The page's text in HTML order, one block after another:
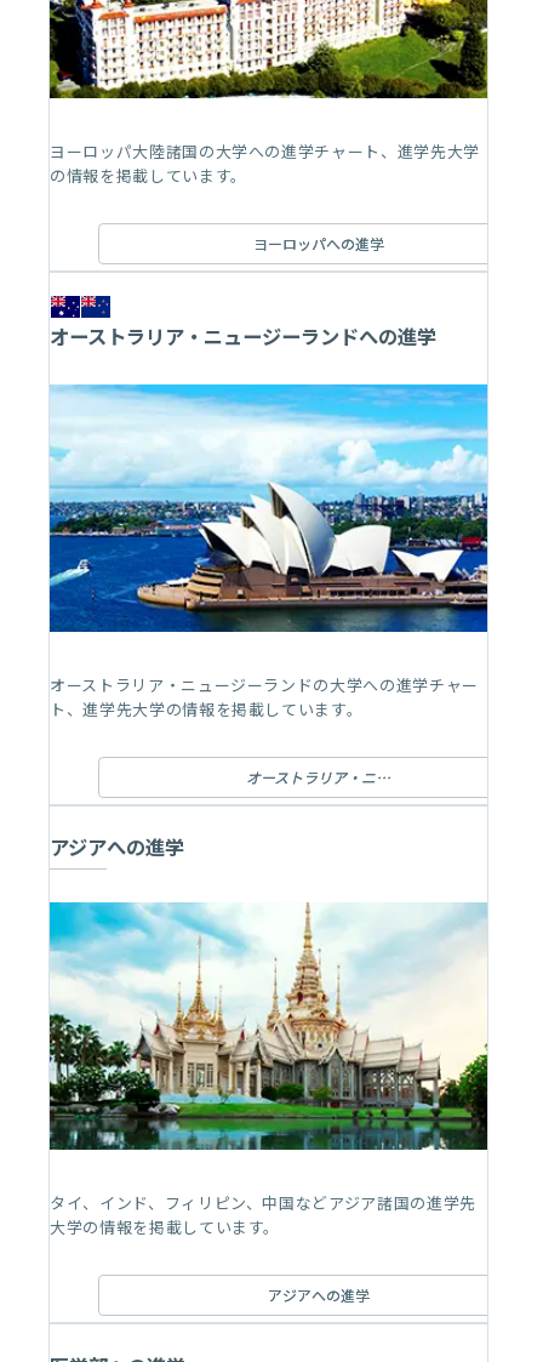
ヨーロッパ大陸諸国の大学への進学チャート、進学先大学
の情報を掲載しています。
ヨーロッパへの進学
オーストラリア・ニュージーランドへの進学
オーストラリア・ニュージーランドの大学への進学チャー
ト、進学先大学の情報を掲載しています。
オーストラリア・ニュージーランドへの進学
アジアへの進学
タイ、インド、フィリピン、中国などアジア諸国の進学先
大学の情報を掲載しています。
アジアへの進学